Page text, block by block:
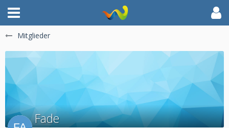
Mitglieder
Fade